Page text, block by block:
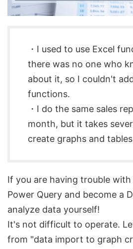
・I used to use Excel
there was no one who
about it, so I couldn't
functions.
・I do the same sales
month, but it takes
create graphs and
If you are having trouble
Power Query and become a
analyze data yourself!
It's not difficult to operate.
from "data import to graph